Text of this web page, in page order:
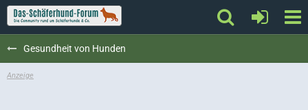
Gesundheit von Hunden